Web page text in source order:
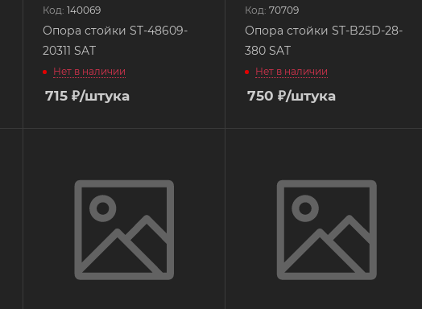
Код: 140069
Опора стойки ST-48609-
20311 SAT
Нет в наличии
715₽/штука
Код: 70709
Опора стойки ST-B25D-28-
380 SAT
Нет в наличии
750 ₽/штука